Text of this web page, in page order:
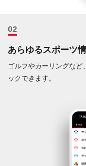
あらゆるスポーツ
ゴルフやカーリングなど
ックできます。